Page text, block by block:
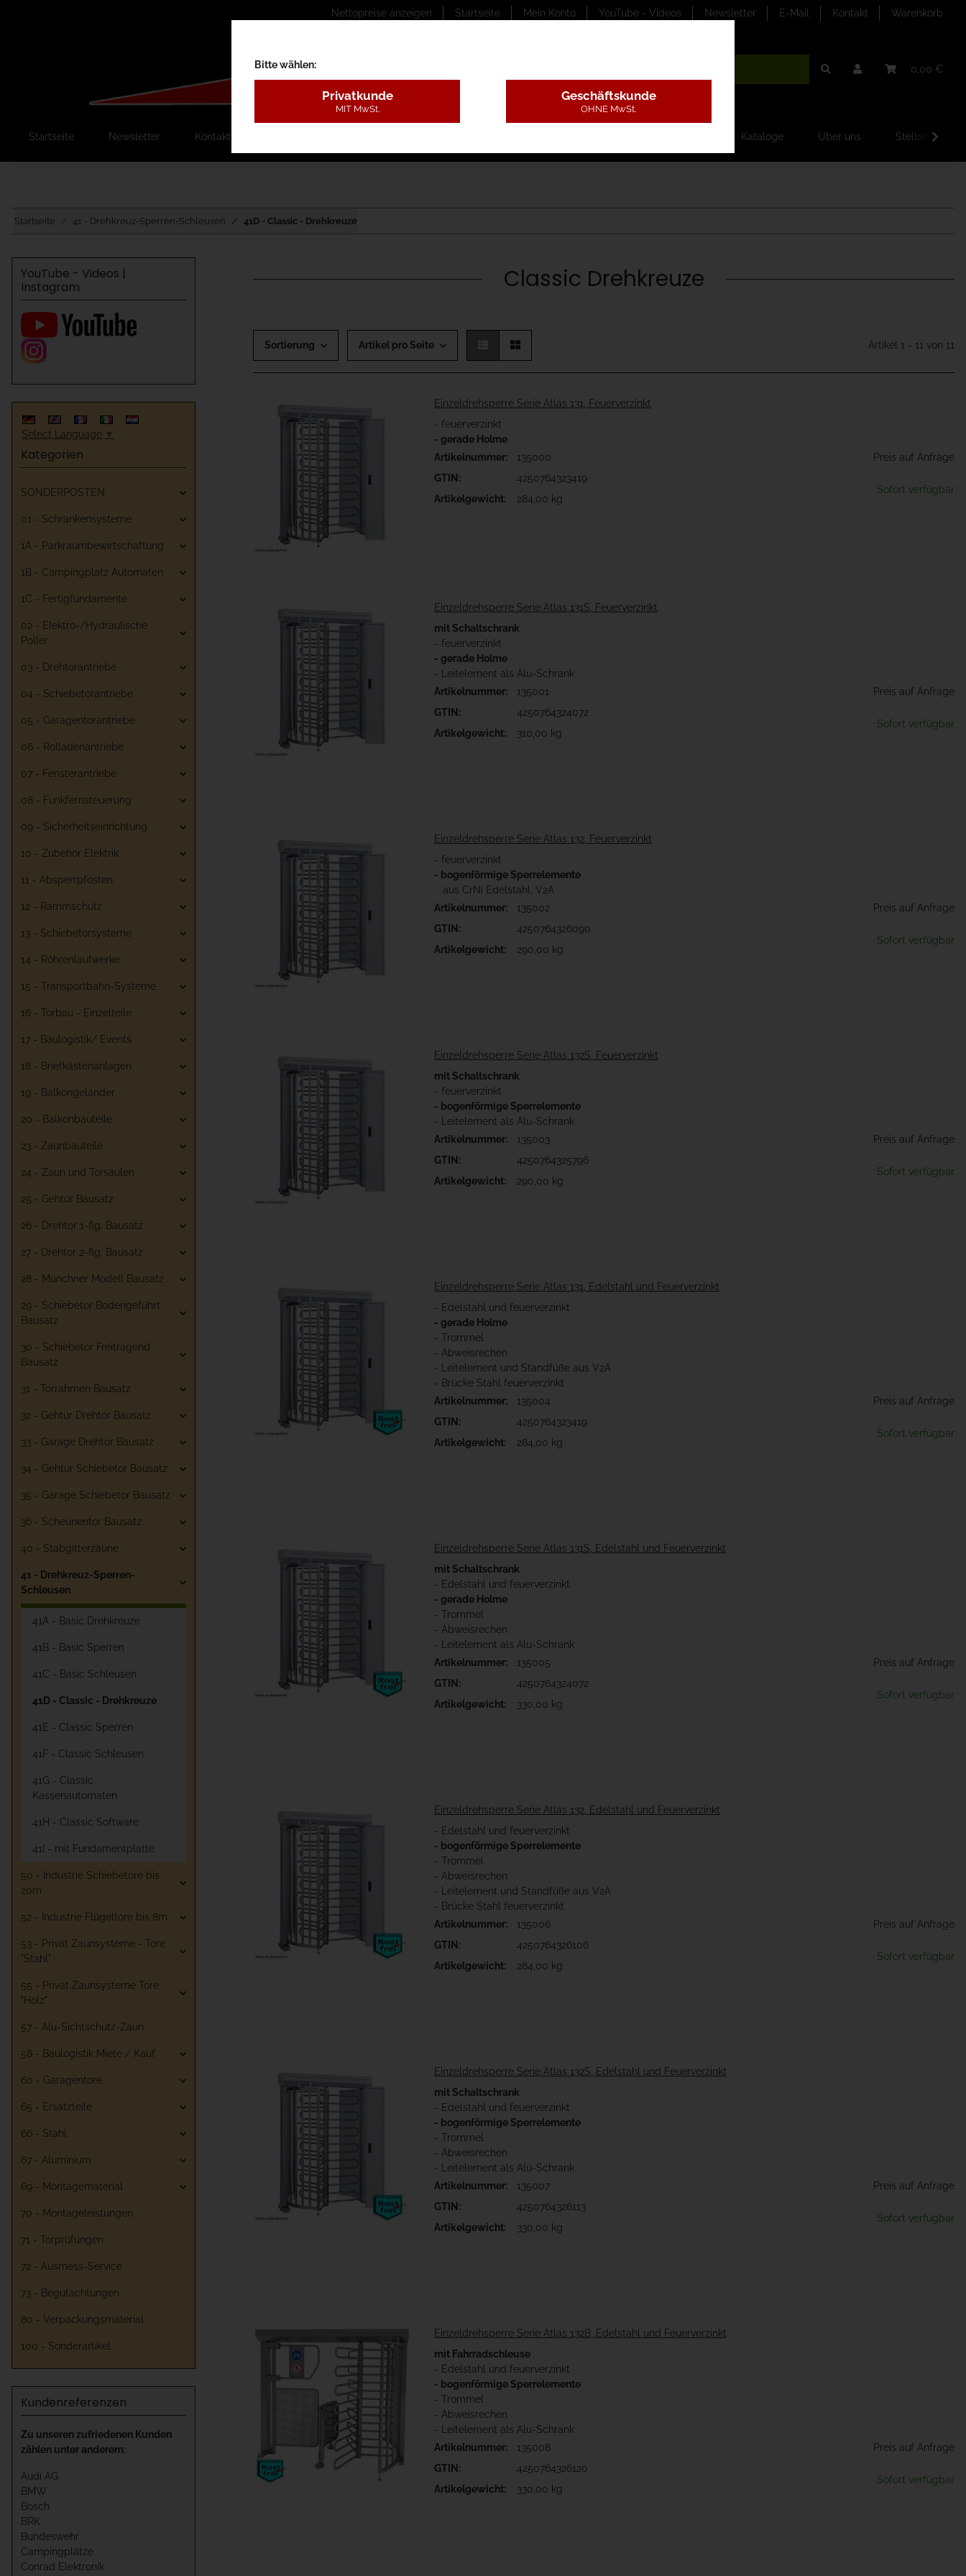
Nettopreise anzeigen Startseite Mein Konto YouTube - Videos Newsletter E-Mail Kontakt Warenkorb
0,00 €
Startseite Newsletter Kontakt Kataloge Über uns
Startseite 41 - Drehkreuz-Sperren-Schleusen 41D - Classic - Drehkreuze
Classic Drehkreuze
Sortierung Artikel pro Seite Artikel 1 - 11 von 11
Einzeldrehsperre Serie Atlas 131, Feuerverzinkt
- feuerverzinkt
- gerade Holme
Artikelnummer:
135000
GTIN:
4250764323419
Artikelgewicht:
284,00 kg
Preis auf Anfrage
Sofort verfügbar
Einzeldrehsperre Serie Atlas 131S, Feuerverzinkt
mit Schaltschrank
- feuerverzinkt
- gerade Holme
- Leitelement als Alu-Schrank
Artikelnummer:
135001
GTIN:
4250764324072
Artikelgewicht:
310,00 kg
Preis auf Anfrage
Sofort verfügbar
Einzeldrehsperre Serie Atlas 132, Feuerverzinkt
- feuerverzinkt
- bogenförmige Sperrelemente
aus CrNi Edelstahl, V2A
Artikelnummer:
135002
GTIN:
4250764326090
Artikelgewicht:
290,00 kg
Preis auf Anfrage
Sofort verfügbar
Einzeldrehsperre Serie Atlas 132S, Feuerverzinkt
mit Schaltschrank
- feuerverzinkt
- bogenförmige Sperrelemente
- Leitelement als Alu-Schrank
Artikelnummer:
135003
GTIN:
4250764325796
Artikelgewicht:
290,00 kg
Preis auf Anfrage
Sofort verfügbar
Einzeldrehsperre Serie Atlas 131, Edelstahl und Feuerverzinkt
- Edelstahl und feuerverzinkt
- gerade Holme
- Trommel
- Abweisrechen
- Leitelement und Standfüße aus V2A
- Brücke Stahl feuerverzinkt
Artikelnummer:
135004
GTIN:
4250764323419
Artikelgewicht:
284,00 kg
Preis auf Anfrage
Sofort verfügbar
Einzeldrehsperre Serie Atlas 131S, Edelstahl und Feuerverzinkt
mit Schaltschrank
- Edelstahl und feuerverzinkt
- gerade Holme
- Trommel
- Abweisrechen
- Leitelement als Alu-Schrank
Artikelnummer:
135005
GTIN:
4250764324072
Artikelgewicht:
330,00 kg
Preis auf Anfrage
Sofort verfügbar
Einzeldrehsperre Serie Atlas 132, Edelstahl und Feuerverzinkt
- Edelstahl und feuerverzinkt
- bogenförmige Sperrelemente
- Trommel
- Abweisrechen
- Leitelement und Standfüße aus V2A
- Brücke Stahl feuerverzinkt
Artikelnummer:
135006
GTIN:
4250764326106
Artikelgewicht:
284,00 kg
Preis auf Anfrage
Sofort verfügbar
Einzeldrehsperre Serie Atlas 132S, Edelstahl und Feuerverzinkt
mit Schaltschrank
- Edelstahl und feuerverzinkt
- bogenförmige Sperrelemente
- Trommel
- Abweisrechen
- Leitelement als Alu-Schrank
Artikelnummer:
135007
GTIN:
4250764326113
Artikelgewicht:
330,00 kg
Preis auf Anfrage
Sofort verfügbar
Einzeldrehsperre Serie Atlas 132B, Edelstahl und Feuerverzinkt
mit Fahrradschleuse
- Edelstahl und feuerverzinkt
- bogenförmige Sperrelemente
- Trommel
- Abweisrechen
- Leitelement als Alu-Schrank
Artikelnummer:
135008
GTIN:
4250764326120
Artikelgewicht:
330,00 kg
Preis auf Anfrage
Sofort verfügbar
YouTube - Videos |
Instagram
Select Language ▼
Kategorien
SONDERPOSTEN
01 - Schrankensysteme
1A - Parkraumbewirtschaftung
1B - Campingplatz Automaten
1C - Fertigfundamente
02 - Elektro-/Hydraulische
Poller
03 - Drehtorantriebe
04 - Schiebetorantriebe
05 - Garagentorantriebe
06 - Rolladenantriebe
07 - Fensterantriebe
08 - Funkfernsteuerung
09 - Sicherheitseinrichtung
10 - Zubehör Elektrik
11 - Absperrpfosten
12 - Rammschutz
13 - Schiebetorsysteme
14 - Röhrenlaufwerke
15 - Transportbahn-Systeme
16 - Torbau - Einzelteile
17 - Baulogistik/ Events
18 - Briefkästenanlagen
19 - Balkongeländer
20 - Balkonbauteile
23 - Zaunbauteile
24 - Zaun und Torsäulen
25 - Gehtür Bausatz
26 - Drehtor 1-flg. Bausatz
27 - Drehtor 2-flg. Bausatz
28 - Münchner Modell Bausatz
29 - Schiebetor Bodengeführt
Bausatz
30 - Schiebetor Freitragend
Bausatz
31 - Torrahmen Bausatz
32 - Gehtür Drehtor Bausatz
33 - Garage Drehtor Bausatz
34 - Gehtür Schiebetor Bausatz
35 - Garage Schiebetor Bausatz
36 - Scheunentor Bausatz
40 - Stabgitterzäune
41 - Drehkreuz-Sperren-
Schleusen
41A - Basic Drehkreuze
41B - Basic Sperren
41C - Basic Schleusen
41D - Classic - Drehkreuze
41E - Classic Sperren
41F - Classic Schleusen
41G - Classic
Kassenautomaten
41H - Classic Software
41I - mit Fundamentplatte
50 - Industrie Schiebetore bis
20m
52 - Industrie Flügeltore bis 8m
53 - Privat Zaunsysteme - Tore
"Stahl"
55 - Privat Zaunsysteme Tore
"Holz"
57 - Alu-Sichtschutz-Zaun
58 - Baulogistik Miete / Kauf
60 - Garagentore
65 - Ersatzteile
66 - Stahl
67 - Aluminium
69 - Montagematerial
70 - Montageleistungen
71 - Torprüfungen
72 - Ausmess-Service
73 - Begutachtungen
80 - Verpackungsmaterial
100 - Sonderartikel
Kundenreferenzen
Zu unseren zufriedenen Kunden
zählen unter anderem:
Audi AG
BMW
Bosch
BRK
Bundeswehr
Campingplätze
Conrad Elektronik
Bitte wählen:
Privatkunde
MIT MwSt.
Geschäftskunde
OHNE MwSt.